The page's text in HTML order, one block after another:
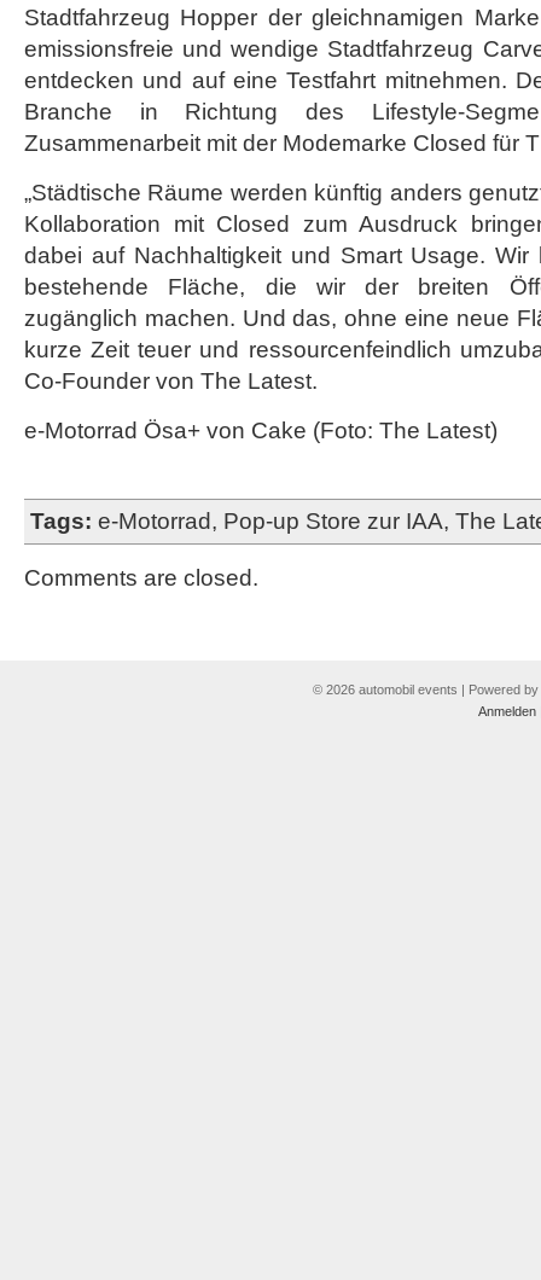
Stadtfahrzeug Hopper der gleichnamigen
emissionsfreie und wendige Stadtfahrzeug
entdecken und auf eine Testfahrt mitnehmen.
Branche in Richtung des Lifestyle-
Zusammenarbeit mit der Modemarke Closed für
„Städtische Räume werden künftig anders
Kollaboration mit Closed zum Ausdruck
dabei auf Nachhaltigkeit und Smart Usage. Wir
bestehende Fläche, die wir der breiten
zugänglich machen. Und das, ohne eine neue
kurze Zeit teuer und ressourcenfeindlich
Co-Founder von The Latest.
e-Motorrad Ösa+ von Cake (Foto: The Latest)
Tags: e-Motorrad, Pop-up Store zur IAA, The
Comments are closed.
© 2026 automobil events | Powered by
Anmelden|